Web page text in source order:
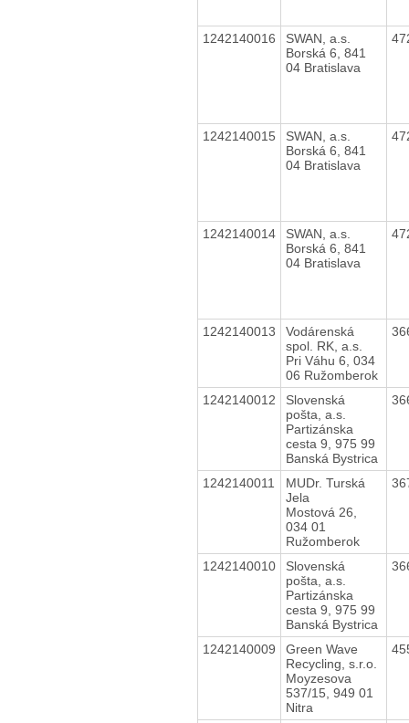
1242140016
SWAN, a.s.
Borská 6, 841
04 Bratislava
1242140015
SWAN, a.s.
Borská 6, 841
04 Bratislava
1242140014
SWAN, a.s.
Borská 6, 841
04 Bratislava
1242140013
Vodárenská
spol. RK, a.s.
Pri Váhu 6, 034
06 Ružomberok
1242140012
Slovenská
pošta, a.s.
Partizánska
cesta 9, 975 99
Banská Bystrica
1242140011
MUDr. Turská
Jela
Mostová 26,
034 01
Ružomberok
1242140010
Slovenská
pošta, a.s.
Partizánska
cesta 9, 975 99
Banská Bystrica
1242140009
Green Wave
Recycling, s.r.o.
Moyzesova
537/15, 949 01
Nitra